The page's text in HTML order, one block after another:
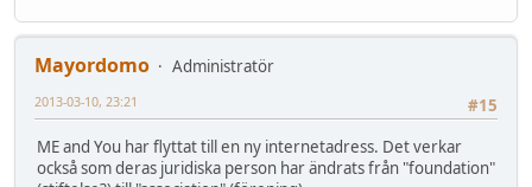
Mayordomo
Administratör
#15
2013-03-10, 23:21
ME and You har flyttat till en ny internetadress. Det verkar
också som deras juridiska person har ändrats från "foundation"